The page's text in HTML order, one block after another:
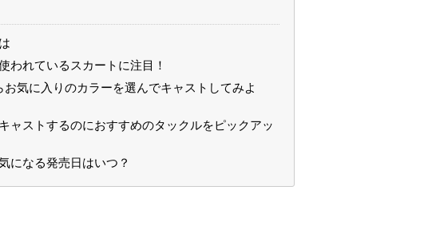
われているスカートに注目！
気に入りのカラーを選んでキャストしてみよ
ャストするのにおすすめのタックルをピックアッ
になる発売日はいつ？